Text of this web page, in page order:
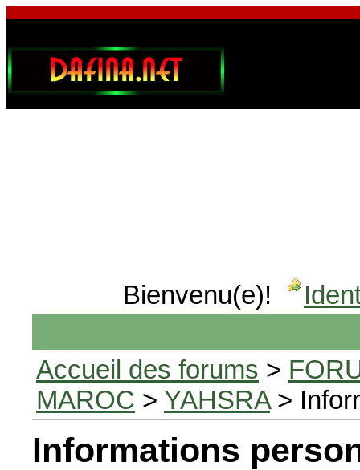
Bienvenu(e)!
Accueil des forums >
MAROC > YAHSRA>
Informations